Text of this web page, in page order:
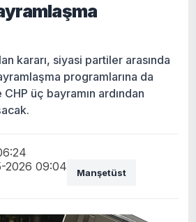
kararı, siyasi partiler arasında
programlarına da
CHP üç bayramın ardından
2026 09:04
Manşetüst